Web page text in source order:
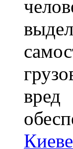
Киеве